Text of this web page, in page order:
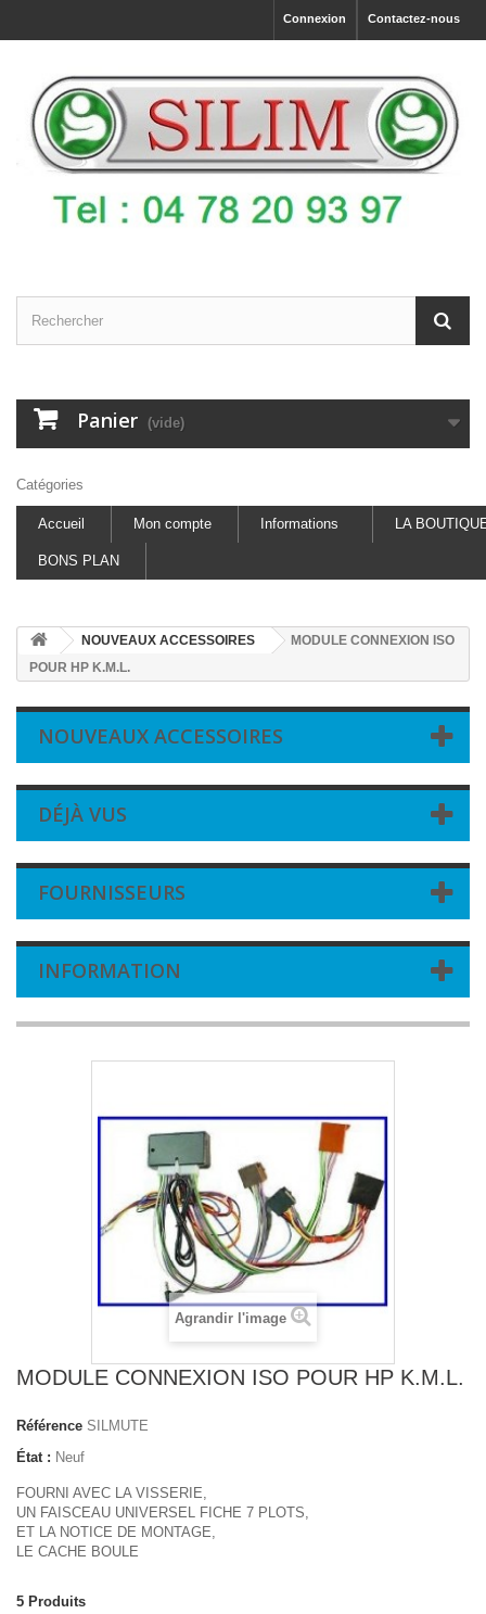
Contactez-nous
Connexion
Panier (vide)
Catégories
Accueil Mon compte Informations LA
BONS PLAN
NOUVEAUX ACCESSOIRES
MODULE CONNEXION ISO
POUR HP K.M.L.
NOUVEAUX ACCESSOIRES
DÉJÀ VUS
FOURNISSEURS
INFORMATION
Agrandir l'image
MODULE CONNEXION ISO POUR HP K.M.L.
Référence SILMUTE
État : Neuf
FOURNI AVEC LA VISSERIE,
UN FAISCEAU UNIVERSEL FICHE 7 PLOTS,
ET LA NOTICE DE MONTAGE,
LE CACHE BOULE
5 Produits